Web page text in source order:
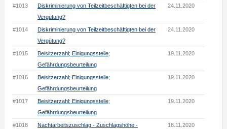
#1013
Diskriminierung von Teilzeitbeschäftigten bei der
Vergütung?
24.11.2020
#1014
Diskriminierung von Teilzeitbeschäftigten bei der
Vergütung?
24.11.2020
#1015
Beisitzerzahl; Einigungsstelle;
Gefährdungsbeurteilung
19.11.2020
#1016
Beisitzerzahl; Einigungsstelle;
Gefährdungsbeurteilung
19.11.2020
#1017
Beisitzerzahl; Einigungsstelle;
Gefährdungsbeurteilung
19.11.2020
#1018
Nachtarbeitszuschlag - Zuschlagshöhe -
18.11.2020